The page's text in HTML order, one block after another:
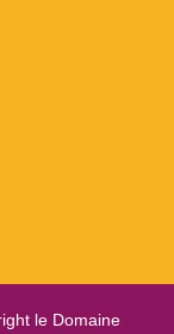
le Domaine